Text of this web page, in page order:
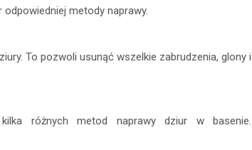
metody naprawy.
To pozwoli usunąć wszelkie zabrudzenia, glony i
różnych metod naprawy dziur w basenie.